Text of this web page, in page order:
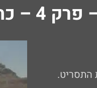
התסריט
התסריט.